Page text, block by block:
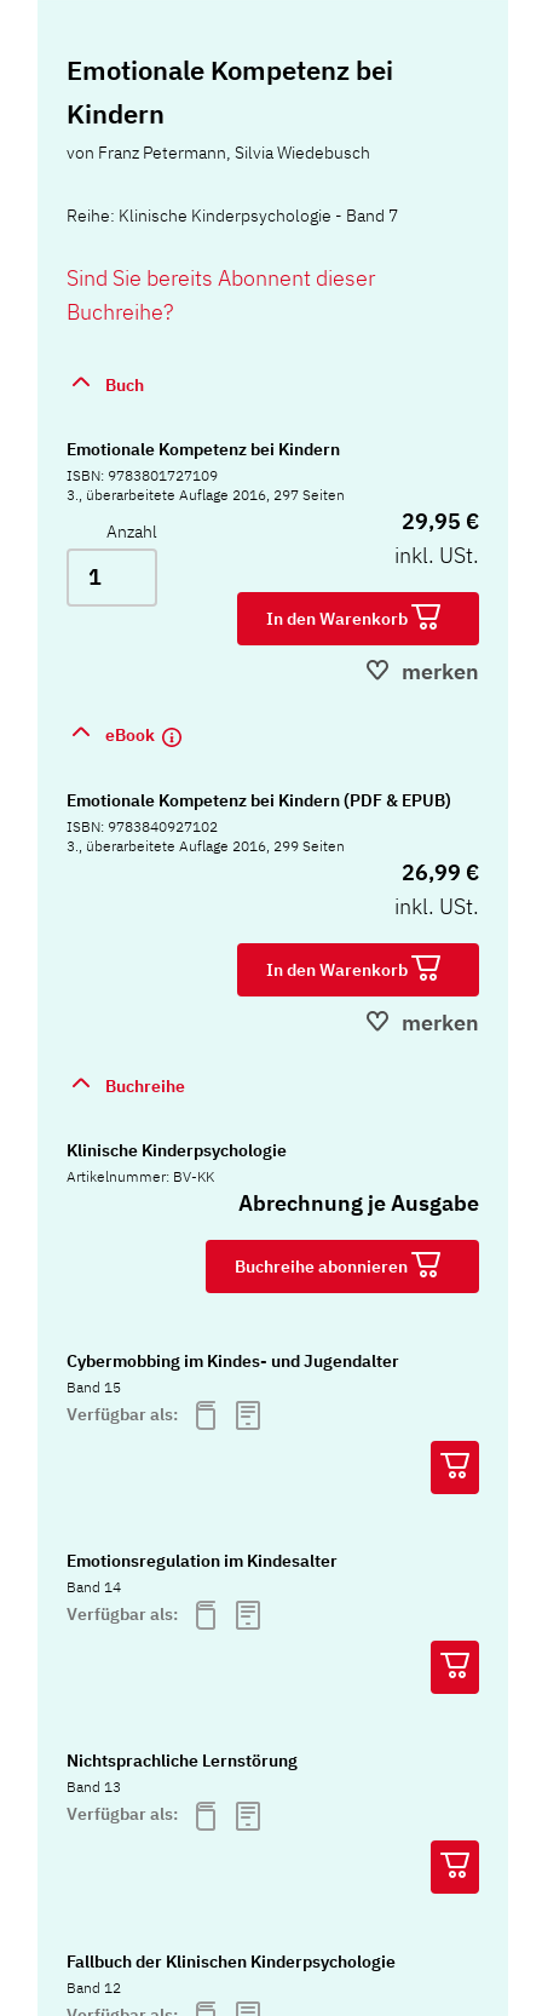
Emotionale Kompetenz bei
Kindern
von Franz Petermann,Silvia Wiedebusch
Reihe: Klinische Kinderpsychologie - Band 7
Sind Sie bereits Abonnent dieser
Buchreihe?
Buch
Emotionale Kompetenz bei Kindern
ISBN: 9783801727109
3., überarbeitete Auflage 2016, 297 Seiten
Anzahl
29,95 €
inkl. USt.
In den Warenkorb
merken
eBook
Emotionale Kompetenz bei Kindern (PDF & EPUB)
ISBN: 9783840927102
3., überarbeitete Auflage 2016, 299 Seiten
26,99 €
inkl. USt.
In den Warenkorb
merken
Buchreihe
Klinische Kinderpsychologie
Artikelnummer: BV-KK
Abrechnung je Ausgabe
Buchreihe abonnieren
Cybermobbing im Kindes- und Jugendalter
Band 15
Verfügbar als:
Emotionsregulation im Kindesalter
Band 14
Verfügbar als:
Nichtsprachliche Lernstörung
Band 13
Verfügbar als:
Fallbuch der Klinischen Kinderpsychologie
Band 12